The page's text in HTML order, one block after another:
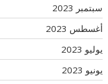
سبتمبر 2023
أغسطس 2023
يوليو 2023
يونيو 2023